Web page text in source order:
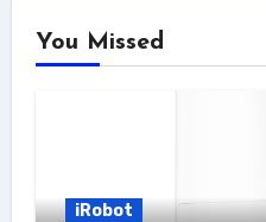
You Missed
iRobot